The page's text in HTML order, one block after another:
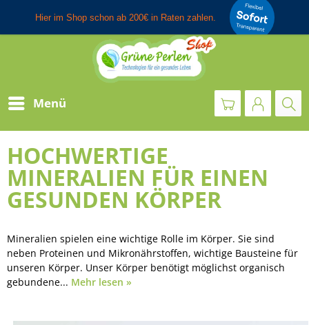
Menü
HOCHWERTIGE
MINERALIEN FÜR EINEN
GESUNDEN KÖRPER
Mineralien spielen eine wichtige Rolle im Körper. Sie sind
neben Proteinen und Mikronährstoffen, wichtige Bausteine für
unseren Körper. Unser Körper benötigt möglichst organisch
gebundene... Mehr lesen »